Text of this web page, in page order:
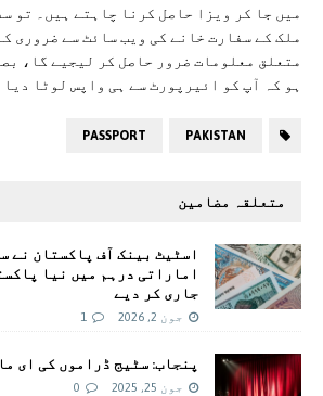
میں جا کر ویزا حاصل کرنا چاہتے ہیں۔ تو
ملک کے سفارت خانے کی ویب سائٹ سے ضروری
متعلق معلومات ضرور حاصل کر لیجیے گا،
ہو کہ آپ کو ائیرپورٹ سے ہی واپس لوٹا دیا
PAKISTAN
PASSPORT
متعلقہ مضامین
اسٹیٹ بینک آف پاکستان نے
اماراتی درہم میں نیا
جاری کر دیے
جون 2, 2026 1
پنجاب: سٹیج ڈراموں کی ای
جون 25, 2025 0